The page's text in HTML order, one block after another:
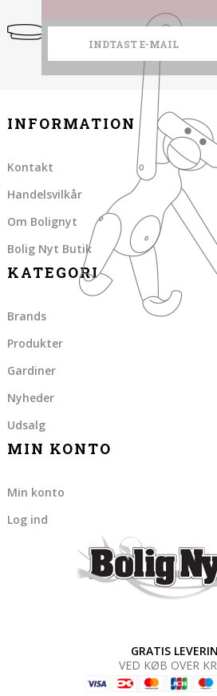
INFORMATION
Kontakt
Handelsvilkår
Om Bolignyt
Bolig Nyt Butik
KATEGORI
Brands
Produkter
Gardiner
Nyheder
Udsalg
MIN KONTO
Min konto
Log ind
GRATIS
VED KØB OVER